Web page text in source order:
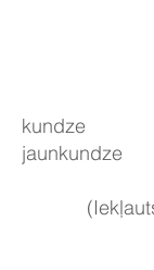
jaunkundze